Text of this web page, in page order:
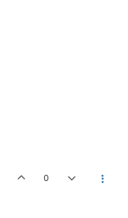
0